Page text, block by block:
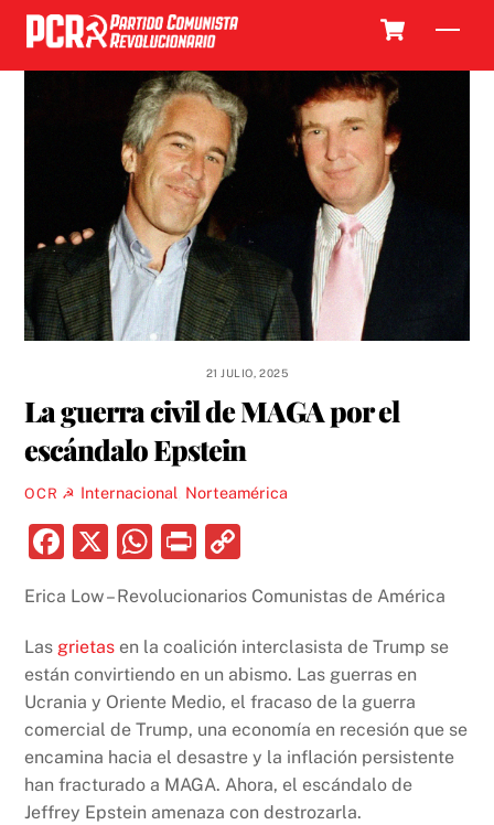
Skip
content
21 JULIO, 2025
La guerra civil de MAGA por el
escándalo Epstein
OCR ☭ Internacional Norteamérica
F
c
e
b
o
o
k
X
W
at
s
A
p
p
P
nt p
y
Li
n
k
Erica Low – Revolucionarios Comunistas de América
Las grietas en la coalición interclasista de Trump se
están convirtiendo en un abismo. Las guerras en
Ucrania y Oriente Medio, el fracaso de la guerra
comercial de Trump, una economía en recesión que se
encamina hacia el desastre y la inflación persistente
han fracturado a MAGA. Ahora, el escándalo de
Jeffrey Epstein amenaza con destrozarla.